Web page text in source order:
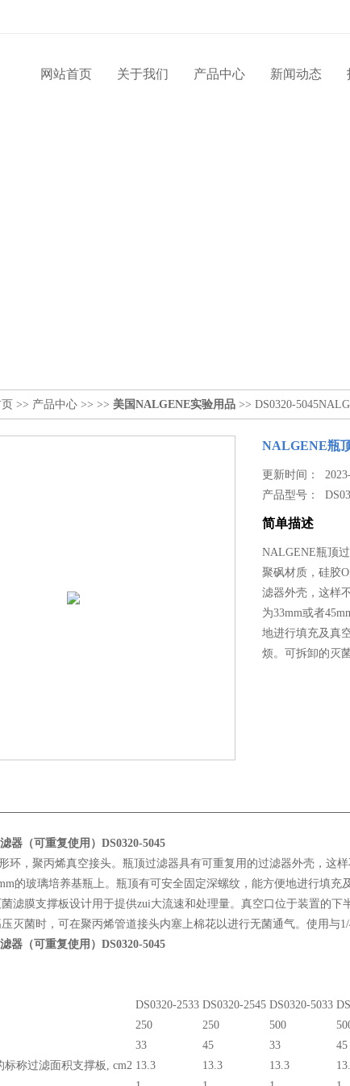
网站首页 关于我们 产品中心 新闻动态
>> 产品中心 >> >> 美国NALGENE实验用品 >> DS0320-
NALGENE瓶
更新时间：
产品型号：
简单描述
NALGENE瓶顶
聚砜材质，硅胶
滤器外壳，这样
为33mm或者
地进行填充及真
烦。可拆卸的灭
器（可重复使用）DS0320-5045
环，聚丙烯真空接头。瓶顶过滤器具有可重复用的过滤器外壳，这
的玻璃培养基瓶上。瓶顶有可安全固定深螺纹，能方便地进行填
滤膜支撑板设计用于提供zui大流速和处理量。真空口位于装置的下
灭菌时，可在聚丙烯管道接头内塞上棉花以进行无菌通气。使用与
器（可重复使用）DS0320-5045
DS0320-2533 DS0320-2545 DS0320-5033
250 250 500
33 45 33
45
标称过滤面积支撑板, cm2 13.3 13.3 13.3